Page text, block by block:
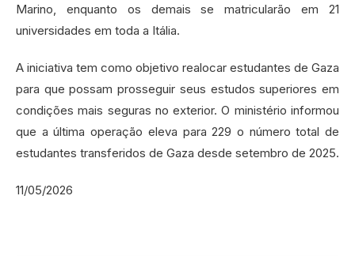
Marino, enquanto os demais se matricularão em 21
universidades em toda a Itália.
A iniciativa tem como objetivo realocar estudantes de Gaza
para que possam prosseguir seus estudos superiores em
condições mais seguras no exterior. O ministério informou
que a última operação eleva para 229 o número total de
estudantes transferidos de Gaza desde setembro de 2025.
11/05/2026